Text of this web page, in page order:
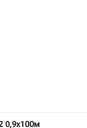
0,9x100м